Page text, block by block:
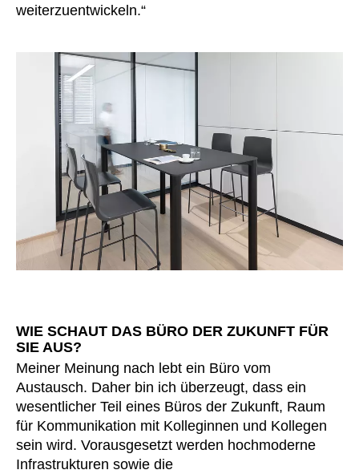
weiterzuentwickeln.“
WIE SCHAUT DAS BÜRO DER ZUKUNFT FÜR
SIE AUS?
Meiner Meinung nach lebt ein Büro vom
Austausch. Daher bin ich überzeugt, dass ein
wesentlicher Teil eines Büros der Zukunft, Raum
für Kommunikation mit Kolleginnen und Kollegen
sein wird. Vorausgesetzt werden hochmoderne
Infrastrukturen sowie die